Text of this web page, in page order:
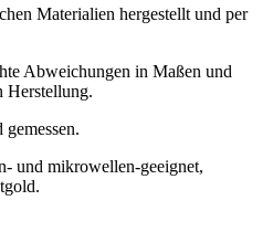
Materialien hergestellt und per
Abweichungen in Maßen und
Herstellung.
und mikrowellen-geeignet,